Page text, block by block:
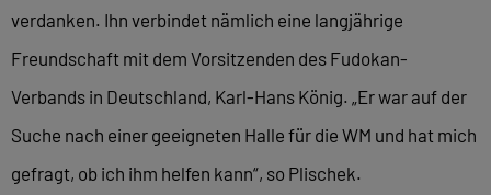
verdanken. Ihn verbindet nämlich eine langjährige
Freundschaft mit dem Vorsitzenden des Fudokan-
Verbands in Deutschland, Karl-Hans König. „Er war auf der
Suche nach einer geeigneten Halle für die WM und hat mich
gefragt, ob ich ihm helfen kann“, so Plischek.